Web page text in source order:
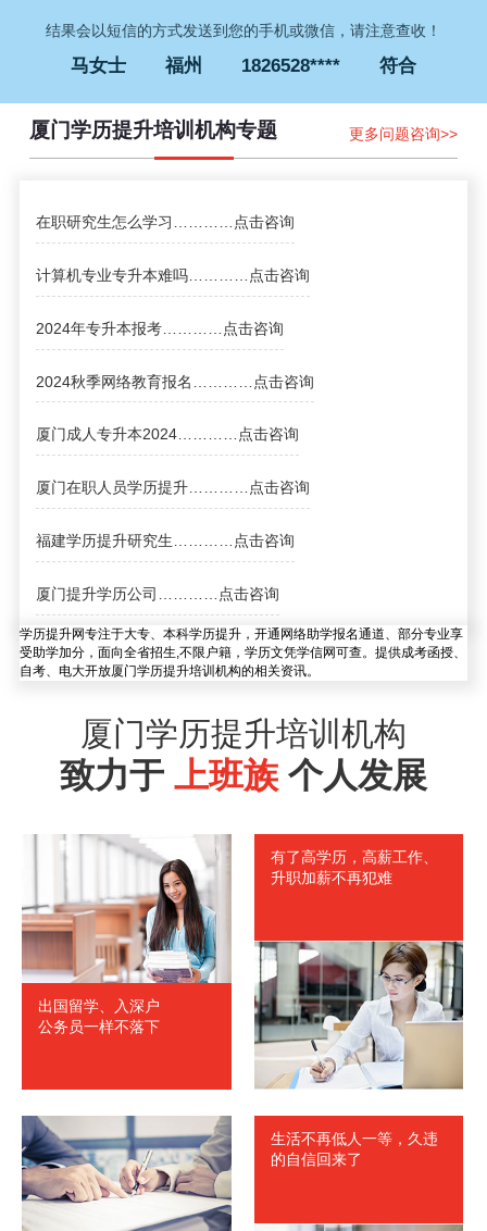
结果会以短信的方式发送到您的手机或微信，请注意查收！
马女士
福州 1826528****
符合
刘先生
厦门 1835638****
符合
赵先生
厦门 1838567****
符合
孙女士
南平 1827645****
符合
李先生
福州 1826052****
林先生
漳州 1837613****
马女士
福州 1826528****
刘先生
厦门 1835638****
赵先生
厦门 1838567****
孙女士
南平 1827645****
厦门学历提升培训机构专题 更多问题咨询>>
在职研究生怎么学习 …………点击咨询
计算机专业专升本难吗………… 点击咨询
2024年专升本报考………… 点击咨询
2024秋季网络教育报名 点击咨询
厦门成人专升本2024…………点击咨询
厦门在职人员学历提升…………点击咨询
福建学历提升研究生 点击咨询
厦门提升学历公司 点击咨询
学历提升网专注于大专、本科学历提升，开通网络助学报名通道、部分专业享
受助学加分，面向全省招生,不限户籍，学历文凭学信网可查。提供成考函授、
自考、电大开放厦门学历提升培训机构的相关资讯。
厦门学历提升培训机构
致力于 上班族 个人发展
出国留学、入深户
公务员一样不落下
有了高学历，高薪工作、
升职加薪不再犯难
生活不再低人一等，久违
的自信回来了